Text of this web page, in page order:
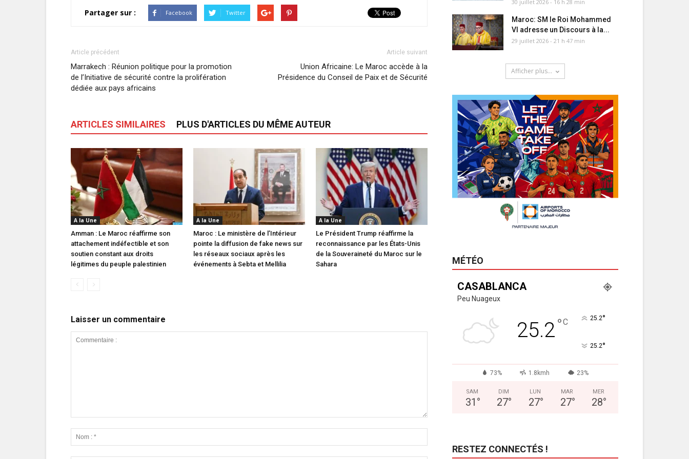
Partager sur : Facebook Twitter
Article précédent
Marrakech : Réunion politique pour la promotion
de l’Initiative de sécurité contre la prolifération
dédiée aux pays africains
Article suivant
Union Africaine: Le Maroc accède à la
Présidence du Conseil de Paix et de Sécurité
ARTICLES SIMILAIRES PLUS D'ARTICLES DU MÊME AUTEUR
A la Une
Amman : Le Maroc réaffirme son
attachement indéfectible et son
soutien constant aux droits
légitimes du peuple palestinien
A la Une
Maroc : Le ministère de l’Intérieur
pointe la diffusion de fake news sur
les réseaux sociaux après les
événements à Sebta et Mellilia
A la Une
Le Président Trump réaffirme la
reconnaissance par les États-Unis
de la Souveraineté du Maroc sur le
Sahara
Laisser un commentaire
30 juillet 2026 - 16 h 28 min
Maroc: SM le Roi Mohammed
VI adresse un Discours à la...
29 juillet 2026 - 21 h 47 min
Afficher plus...
MÉTÉO
CASABLANCA
Peu Nuageux
25.2°C 25.2°
25.2°
73% 1.8kmh 23%
SAM
31 °
DIM
27°
LUN
27°
MAR
27°
MER
28°
RESTEZ CONNECTÉS !